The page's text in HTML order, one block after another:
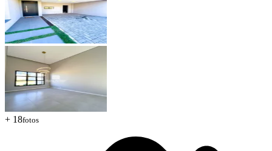
+ 18fotos